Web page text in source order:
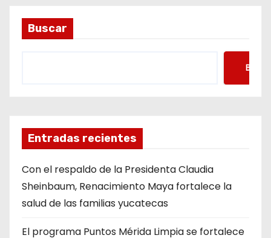
Buscar
Entradas recientes
Con el respaldo de la Presidenta Claudia
Sheinbaum, Renacimiento Maya fortalece la
salud de las familias yucatecas
El programa Puntos Mérida Limpia se fortalece